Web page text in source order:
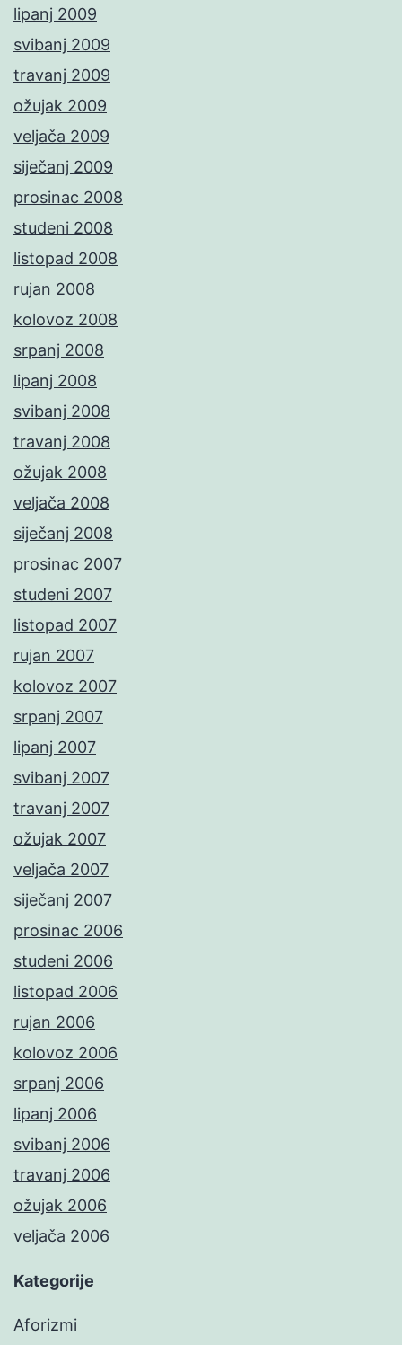
lipanj 2009
svibanj 2009
travanj 2009
ožujak 2009
veljača 2009
siječanj 2009
prosinac 2008
studeni 2008
listopad 2008
rujan 2008
kolovoz 2008
srpanj 2008
lipanj 2008
svibanj 2008
travanj 2008
ožujak 2008
veljača 2008
siječanj 2008
prosinac 2007
studeni 2007
listopad 2007
rujan 2007
kolovoz 2007
srpanj 2007
lipanj 2007
svibanj 2007
travanj 2007
ožujak 2007
veljača 2007
siječanj 2007
prosinac 2006
studeni 2006
listopad 2006
rujan 2006
kolovoz 2006
srpanj 2006
lipanj 2006
svibanj 2006
travanj 2006
ožujak 2006
veljača 2006
Kategorije
Aforizmi